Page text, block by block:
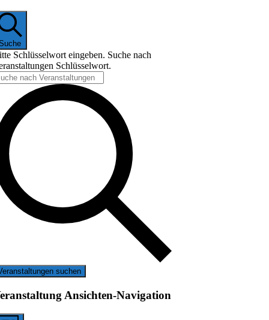
Schlüsselwort eingeben. Suche nach
Schlüsselwort.
suchen
Ansichten-Navigation